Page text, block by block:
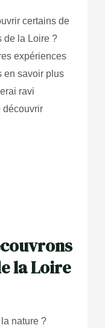
certains de
de la Loire ?
expériences
en savoir plus
ravi
découvrir
la Loire
nature ?